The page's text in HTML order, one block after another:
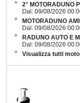
2° MOTORADUNO
Dal: 09/08/2026
MOTORADUNO
Dal: 09/08/2026
RADUNO AUTO E
Dal: 09/08/2026
Visualizza tutti